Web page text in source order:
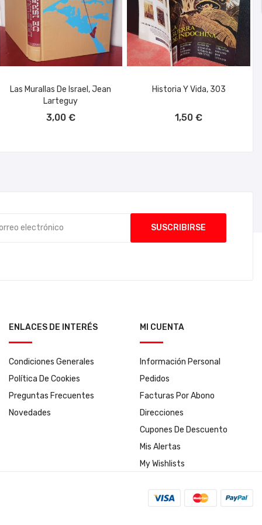
Las Murallas De Israel, Jean
Larteguy
3,00 €
AÑADIR AL CARRITO
Historia Y Vida, 303
1,50 €
ENLACES DE INTERÉS
Condiciones Generales
Política De Cookies
Preguntas Frecuentes
Novedades
MI CUENTA
Información Personal
Pedidos
Facturas Por Abono
Direcciones
Cupones De Descuento
Mis Alertas
My Wishlists